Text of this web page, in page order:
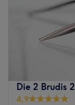
Die 2 Brudis
4,9